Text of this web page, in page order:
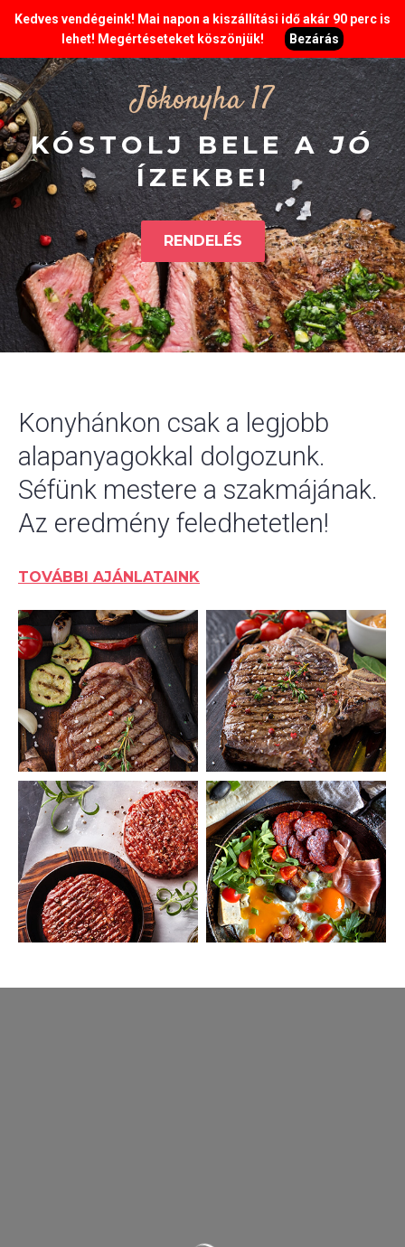
Jókonyha 17
KÓSTOLJ BELE AJÓ
ÍZEKBE!
RENDELÉS
Konyhánkon csak a legjobb
alapanyagokkal dolgozunk.
Séfünk mestere a szakmájának.
Az eredmény feledhetetlen!
TOVÁBBI AJÁNLATAINK
Kedves vendégeink! Mai napon a kiszállítási idő akár 90 perc is
lehet! Megértéseteket köszönjük!
Bezárás